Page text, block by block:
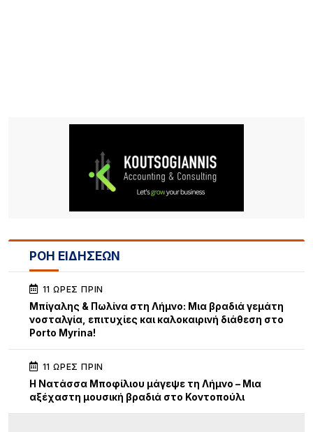
ΡΟΗ ΕΙΔΗΣΕΩΝ
11 ΏΡΕΣ ΠΡΙΝ
Μπίγαλης & Πωλίνα στη Λήμνο: Μια βραδιά γεμάτη
νοσταλγία, επιτυχίες και καλοκαιρινή διάθεση στο
Porto Myrina!
11 ΏΡΕΣ ΠΡΙΝ
Η Νατάσσα Μποφίλιου μάγεψε τη Λήμνο – Μια
αξέχαστη μουσική βραδιά στο Κοντοπούλι